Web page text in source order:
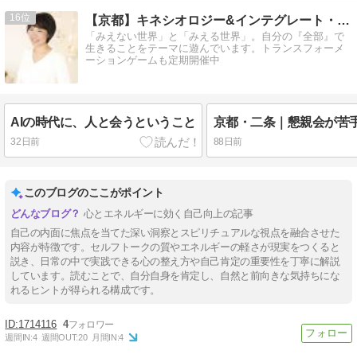
16 【京都】キネシオロジー&インテグレート・ヒーリング
「みえない世界」と「みえる世界」。自分の『全部』で
生きることをテーマに遊んでいます。トランスフォーメ
ーションゲームも定期開催中
AIの時代に、人と会うということ
32日前 88日前
このブログのここがポイント
心とエネルギーに効く自己向上の記事
自己の内面に焦点を当てた深い洞察とスピリチュアルな視点を融合させた
内容が特徴です。セルフトークの質やエネルギーの軽さが現実をつくると
説き、日常の中で実践できる心の整え方や自己肯定の重要性を丁寧に解説
しています。読むことで、自分自身を肯定し、自然と前向きな気持ちにな
れるヒントが得られる構成です。
1714116 4
週間IN:4 週間OUT:20 月間IN:4